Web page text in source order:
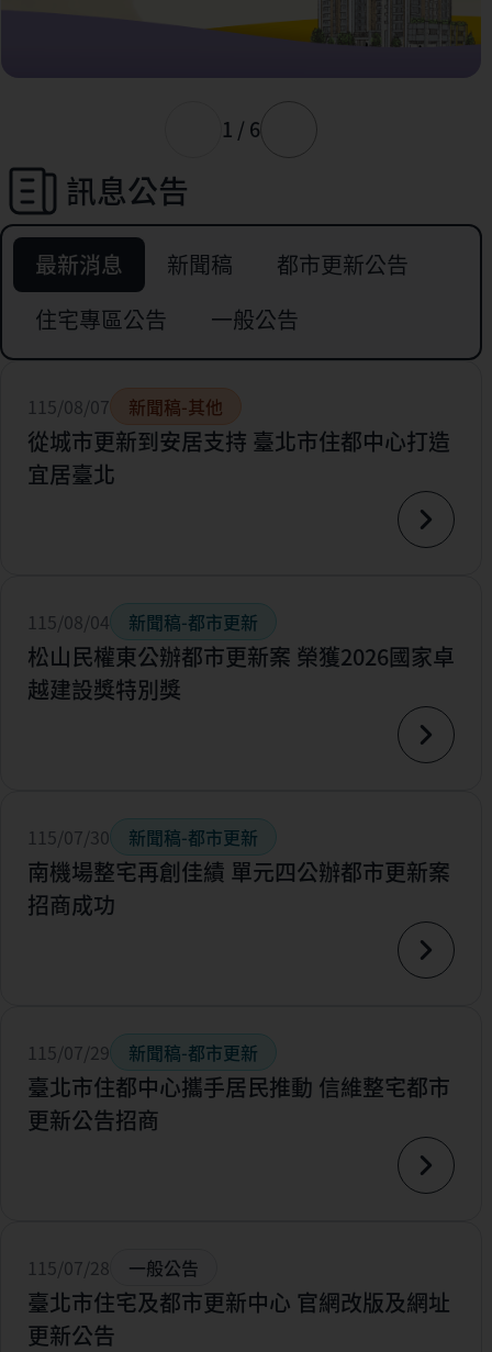
1 / 6
訊息公告
最新消息 新聞稿
都市更新公告
住宅專區公告
一般公告
115/08/07 新聞稿-其他
從城市更新到安居支持 臺北市住都中心打造
宜居臺北
115/08/04 新聞稿-都市更新
松山民權東公辦都市更新案 榮獲2026國家卓
越建設獎特別獎
115/07/30 新聞稿-都市更新
南機場整宅再創佳績 單元四公辦都市更新案
招商成功
115/07/29 新聞稿-都市更新
臺北市住都中心攜手居民推動 信維整宅都市
更新公告招商
115/07/28 一般公告
臺北市住宅及都市更新中心 官網改版及網址
更新公告